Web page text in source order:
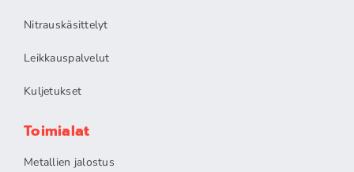
Nitrauskäsittelyt
Leikkauspalvelut
Kuljetukset
Toimialat
Metallien jalostus